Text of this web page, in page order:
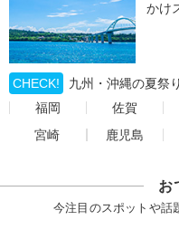
かけ
CHECK!
九州・沖縄の夏祭
福岡
佐賀
宮崎
鹿児島
お
今注目のスポットや話